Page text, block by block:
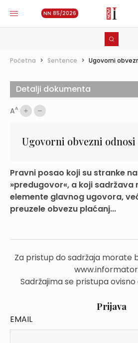
NN 85/2026
Početna > Sentence > Ugovorni
AA
Ugovorni obvezni
Pravni posao koji su stranke
»predugovor«, a koji sadržava
elemente glavnog ugovora,
preuzele obvezu plaćanj...
Za pristup do sadržaja morate
Sadržajima se pristupa
Prijava
EMAIL
Detalji dokumenta